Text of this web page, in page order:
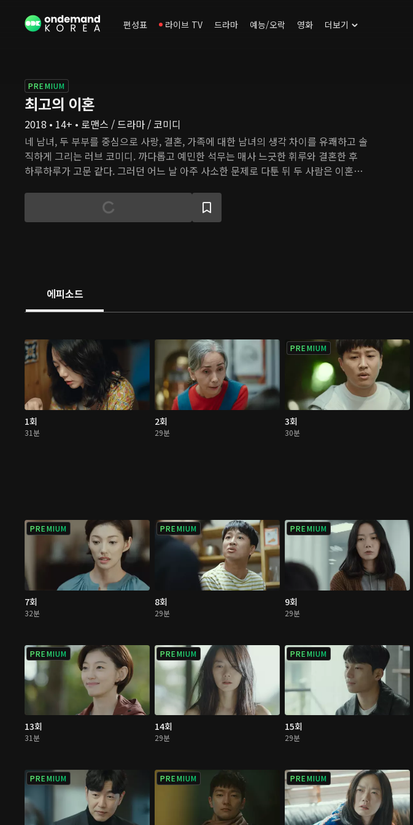
편성표 라이브 TV 드라마 예능/오락 영화 더보기
PREMIUM
최고의 이혼
2018 • 14+ • 로맨스 / 드라마 / 코미디
네 남녀, 두 부부를 중심으로 사랑, 결혼, 가족에 대한 남녀의 생각 차이를 유쾌하고 솔
직하게 그리는 러브 코미디. 까다롭고 예민한 석무는 매사 느긋한 휘루와 결혼한 후
하루하루가 고문 같다. 그러던 어느 날 아주 사소한 문제로 다툰 뒤 두 사람은 이혼을
을 발견한다. 한편 석무의 대학시절 여자친구인 유영은 여자들 사이에서 인기 만점인
장현과 위태로운 결혼 생활을 이어간다. 두 사람은 서로를 사랑하지만 결혼이라는 제
에피소드
1회
31분
2회
29분
PREMIUM
3회
30분
PREMIUM
7회
32분
PREMIUM
8회
29분
PREMIUM
9회
29분
PREMIUM
13회
31분
PREMIUM
14회
29분
PREMIUM
15회
29분
PREMIUM PREMIUM PREMIUM